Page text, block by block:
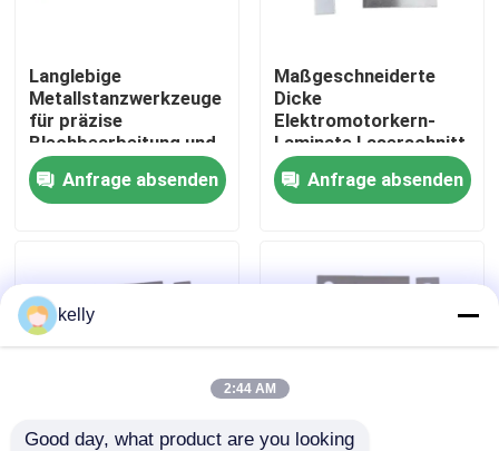
Über uns
Fabrik-Ausflug
Treten Sie mit uns in Verbindung
Fälle
Langlebige
Metallstanzwerkzeuge
für präzise
Blechbearbeitung und
langlebige industrielle
Anwendungen
Anfrage absenden
Maßgeschneiderte
Dicke
Elektromotorkern-
Laminate Laserschnitt
für optimale
magnetische
Eigenschaften und
Anfrage absenden
kelly
2:44 AM
Good day, what product are you looking